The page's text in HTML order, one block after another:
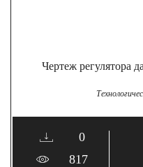
Чертеж регулятора
0
817